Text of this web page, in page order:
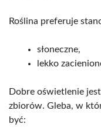
Roślina preferuje
słoneczne,
lekko
Dobre oświetlenie
zbiorów. Gleba, w
być: